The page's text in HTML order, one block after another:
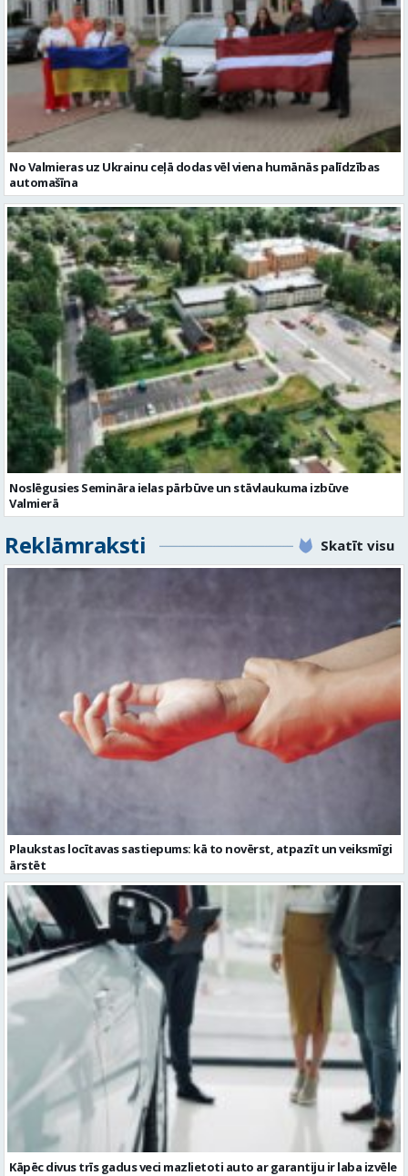
No Valmieras uz Ukrainu ceļā dodas vēl viena humānās palīdzības
automašīna
Noslēgusies Semināra ielas pārbūve un stāvlaukuma izbūve
Valmierā
Reklāmraksti Skatīt visu
Plaukstas locītavas sastiepums: kā to novērst, atpazīt un veiksmīgi
Kāpēc divus trīs gadus veci mazlietoti auto ar garantiju ir laba izvēle